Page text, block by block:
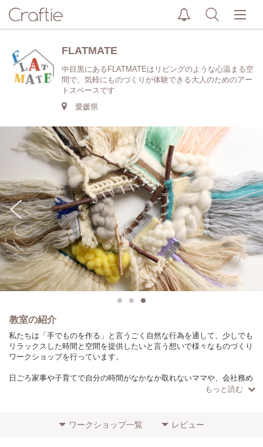
FLATMATE
中目黒にあるFLATMATEはリビングのような心温まる空
間で、気軽にものづくりが体験できる大人のためのアー
トスペースです
愛媛県
教室の紹介
私たちは「手でものを作る」と言うごく自然な行為を通して、少しでも
リラックスした時間と空間を提供したいと言う想いで様々なものづくり
ワークショップを行っています。
日ごろ家事や子育てで自分の時間がなかなか取れないママや、会社務め
で気がついたら何年も好きな事や趣味に時間をとってないと言う方、一
『FLATMATE Labo』では普段忙しくてなかなか出来ない、ハンドメイ
ドのものづくりをあえて時間をかけて丁寧に行うことで本来のものづく
もっと読む
ワークショップ一覧 レビュー